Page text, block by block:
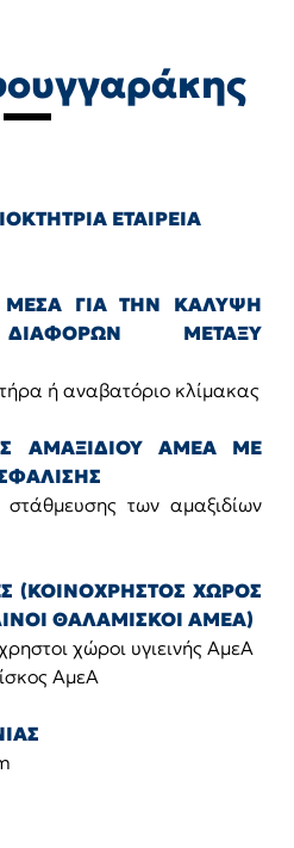
ΕΤΑΙΡΕΙΑ
ΜΕΣΑ ΓΙΑ ΤΗΝ ΚΑΛΥΨΗ
ΜΕΤΑΞΥ
ή αναβατόριο κλίμακας
ΑΜΑΞΙΔΙΟΥ ΑΜΕΑ ΜΕ
στάθμευσης των αμαξιδίων
(ΚΟΙΝΟΧΡΗΣΤΟΣ ΧΩΡΟΣ
ΘΑΛΑΜΙΣΚΟΙ ΑΜΕΑ)
χώροι υγιεινής ΑμεΑ
ΑμεΑ